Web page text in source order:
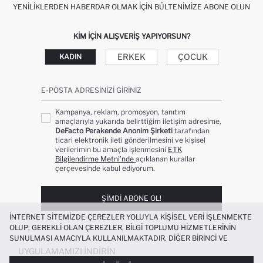
YENILIKLERDEN HABERDAR OLMAK İÇIN BÜLTENIMIZE ABONE OLUN
KIM IÇIN ALIŞVERIŞ YAPIYORSUN?
KADIN ERKEK ÇOCUK
E-POSTA ADRESINIZI GIRINIZ
Kampanya, reklam, promosyon, tanıtım
amaçlarıyla yukarıda belirttiğim iletişim adresime,
DeFacto Perakende Anonim Şirketi tarafından
ticari elektronik ileti gönderilmesini ve kişisel
verilerimin bu amaçla işlenmesini ETK
Bilgilendirme Metni’nde açıklanan kurallar
çerçevesinde kabul ediyorum.
ŞIMDI ABONE OL!
UYGULAMAMIZI İNDIRIN
İNTERNET SITEMIZDE ÇEREZLER YOLUYLA KIŞISEL VERI IŞLENMEKTE
OLUP; GEREKLI OLAN ÇEREZLER, BILGI TOPLUMU HIZMETLERININ
SUNULMASI AMACIYLA KULLANILMAKTADIR. DIĞER BIRINCI VE
ÜÇÜNCÜ TARAF ÇEREZLER ISE SIZE DAHA IYI BIR ALIŞVERIŞ
DENEYIMI SUNULABILMESI, SITEMIZIN DAHA IŞLEVSEL KILINMASI VE